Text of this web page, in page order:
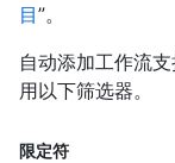
目”。
自动添加工作流
用以下筛选器。
限定符